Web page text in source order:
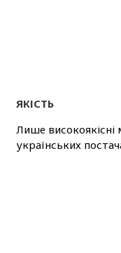
ЯКІСТЬ
Лише високоякісні
українських